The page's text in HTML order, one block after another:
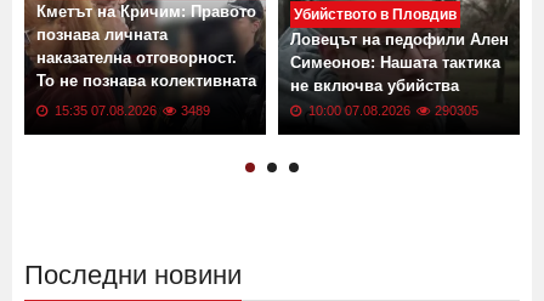
Кметът на Кричим: Правото
познава личната
наказателна отговорност.
То не познава колективната
вина15:35 07.08.2026 3489
Убийството в Пловдив
Ловецът на педофили Ален
Симеонов: Нашата тактика
не включва убийства
10:00 07.08.2026 290305
Последни новини